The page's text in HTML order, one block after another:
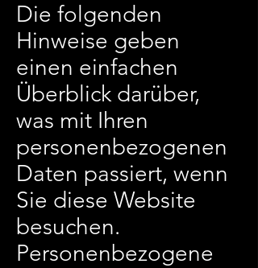
Die folgenden
Hinweise geben
einen einfachen
Überblick darüber,
was mit Ihren
personenbezogenen
Daten passiert, wenn
Sie diese Website
besuchen.
Personenbezogene